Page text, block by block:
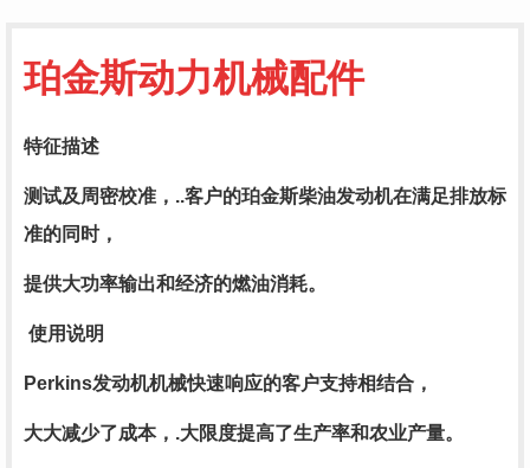
珀金斯动力机械配件
特征描述
测试及周密校准，..客户的珀金斯柴油发动机在满足排放标
准的同时，
提供大功率输出和经济的燃油消耗。
使用说明
Perkins发动机机械快速响应的客户支持相结合，
大大减少了成本，.大限度提高了生产率和农业产量。